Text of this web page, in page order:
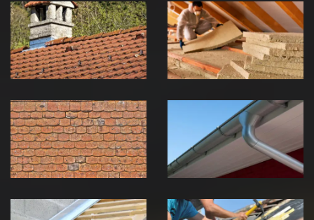
Couvreur
zingueur 39
Jura
Isolation de
toiture 39
Jura
démoussage de
toiture 39
Jura
pose de
gouttière 39
Jura
Pose de
Réparation de